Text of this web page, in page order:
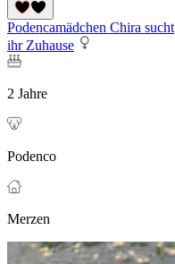
Podencamädchen Chira sucht
ihr Zuhause
2 Jahre
Podenco
Merzen